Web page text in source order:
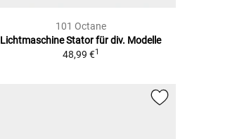
101 Octane
Lichtmaschine Stator für div. Modelle
48,99 €1